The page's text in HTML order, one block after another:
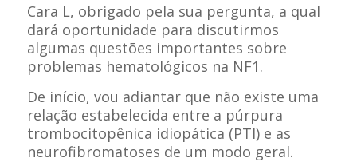
Cara L, obrigado pela sua pergunta, a qual
dará oportunidade para discutirmos
algumas questões importantes sobre
problemas hematológicos na NF1.
De início, vou adiantar que não existe uma
relação estabelecida entre a púrpura
trombocitopênica idiopática (PTI) e as
neurofibromatoses de um modo geral.